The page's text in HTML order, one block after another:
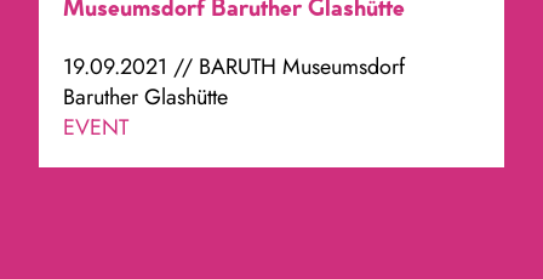
Museumsdorf Baruther Glashütte
19.09.2021 // BARUTH Museumsdorf
Baruther Glashütte
EVENT